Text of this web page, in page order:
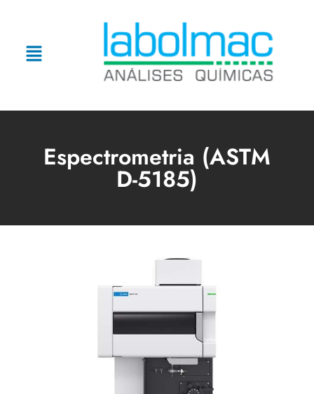
Espectrometria (ASTM
D-5185)